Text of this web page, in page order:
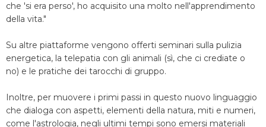
che 'si era perso', ho acquisito una molto nell'apprendimento
della vita."
Su altre piattaforme vengono offerti seminari sulla pulizia
energetica, la telepatia con gli animali (sì, che ci crediate o
no) e le pratiche dei tarocchi di gruppo.
Inoltre, per muovere i primi passi in questo nuovo linguaggio
che dialoga con aspetti, elementi della natura, miti e numeri,
come l'astrologia, negli ultimi tempi sono emersi materiali